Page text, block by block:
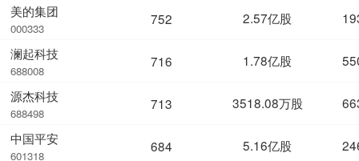
美的集团
000333
澜起科技
688008
源杰科技
688498
中国平安
601318
752 2.57亿股
716 1.78亿股
713 3518.08万股
684 5.16亿股